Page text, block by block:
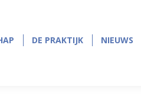
DE PRAKTIJK NIEUWS
DE PRAKTIJK NIEUWS